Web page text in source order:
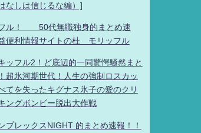
なしは信じるな編）]
ル！ 50代無職独身的まとめ速
便利情報サイトの杜 モリッフル
ッフル2！ど底辺的一同驚愕騒然まと
超氷河期世代！人生の強制ロスカッ
てを失ったキグナス氷子の愛のクリ
ングボンビー脱出大作戦
プレックスNIGHT 的まとめ速報！！